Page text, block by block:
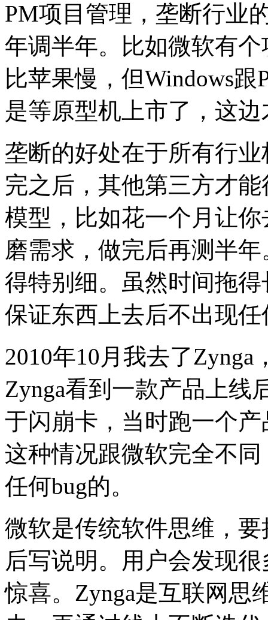
PM项目管理，垄断行业
年调半年。
比如微软有
比苹果慢，但Windows
是等原型机上市了，这
垄断的好处在于所有行
完之后，其他第三方才
模型，比如花一个月让
磨需求，做完后再测半年
得特别细。 虽然时间拖
保证东西上去后不出现
2010年10月我去了
Zynga看到一款产品上线
于闪崩卡，当时跑一个
这种情况跟微软完全不
任何bug的。
微软是传统软件思维，
后写说明。 用户会发现
惊喜。 Zynga是互联网思